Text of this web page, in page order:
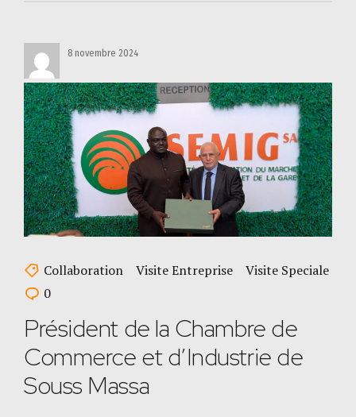
8 novembre 2024
Collaboration Visite Entreprise
Visite Speciale
0
Président de la Chambre de
Commerce et d’Industrie de
Souss Massa